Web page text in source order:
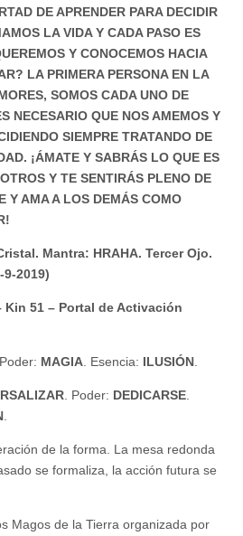
DE APRENDER PARA DECIDIR
LA VIDA Y CADA PASO ES
Y CONOCEMOS HACIA
LA PRIMERA PERSONA EN LA
SOMOS CADA UNO DE
NECESARIO QUE NOS AMEMOS Y
SIEMPRE TRATANDO DE
¡ÁMATE Y SABRÁS LO QUE ES
Y TE SENTIRÁS PLENO DE
Y AMA A LOS DEMÁS COMO
Mantra: HRAHA. Tercer Ojo.
2019)
Kin 51 – Portal de Activación
. Poder: MAGIA . Esencia: ILUSIÓN
. Poder: DEDICARSE
de la forma. La mesa redonda
se formaliza, la acción futura se
Magos de la Tierra organizada por